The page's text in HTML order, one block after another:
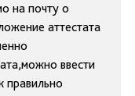
на почту о
аттестата
ввести
правильно